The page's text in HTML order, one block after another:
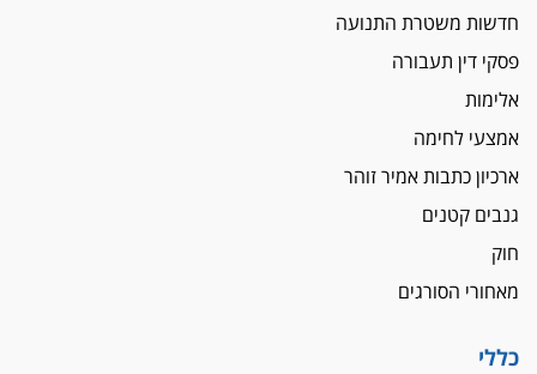
חדשות משטרת התנועה
פסקי דין תעבורה
אלימות
אמצעי לחימה
ארכיון כתבות אמיר זוהר
גנבים קטנים
חוק
מאחורי הסורגים
כללי